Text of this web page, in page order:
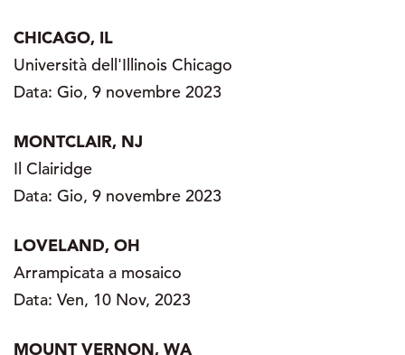
CHICAGO, IL
Università dell'Illinois Chicago
Data: Gio, 9 novembre 2023
MONTCLAIR, NJ
Il Clairidge
Data: Gio, 9 novembre 2023
LOVELAND, OH
Arrampicata a mosaico
Data: Ven, 10 Nov, 2023
MOUNT VERNON, WA